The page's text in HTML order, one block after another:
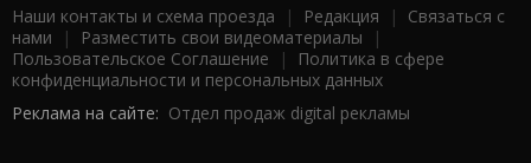
Наши контакты и схема проезда | Редакция | Связаться с
нами | Разместить свои видеоматериалы |
Пользовательское Соглашение |
Политика в сфере
конфиденциальности и персональных данных
Реклама на сайте: Отдел продаж digital рекламы